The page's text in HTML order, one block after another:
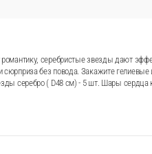
с интригой. Сердца
акцентом, который
шары в